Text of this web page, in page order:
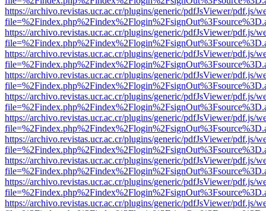
https://archivo.revistas.ucr.ac.cr/plugins/generic/pdfJsViewer/pdf.js/
https://archivo.revistas.ucr.ac.cr/plugins/generic/pdfJsViewer/pdf.js/
https://archivo.revistas.ucr.ac.cr/plugins/generic/pdfJsViewer/pdf.js/
https://archivo.revistas.ucr.ac.cr/plugins/generic/pdfJsViewer/pdf.js/
https://archivo.revistas.ucr.ac.cr/plugins/generic/pdfJsViewer/pdf.js/
https://archivo.revistas.ucr.ac.cr/plugins/generic/pdfJsViewer/pdf.js/
https://archivo.revistas.ucr.ac.cr/plugins/generic/pdfJsViewer/pdf.js/
https://archivo.revistas.ucr.ac.cr/plugins/generic/pdfJsViewer/pdf.js/
https://archivo.revistas.ucr.ac.cr/plugins/generic/pdfJsViewer/pdf.js/
https://archivo.revistas.ucr.ac.cr/plugins/generic/pdfJsViewer/pdf.js/